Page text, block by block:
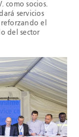
como socios.
servicios
el
del sector